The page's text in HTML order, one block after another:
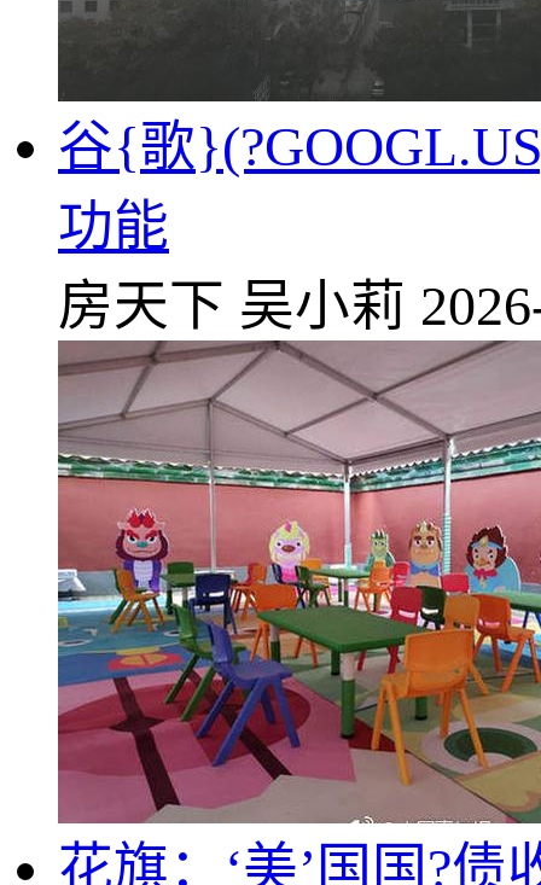
谷{歌
功能
房天下 吴小莉
花旗：‘美’国国?